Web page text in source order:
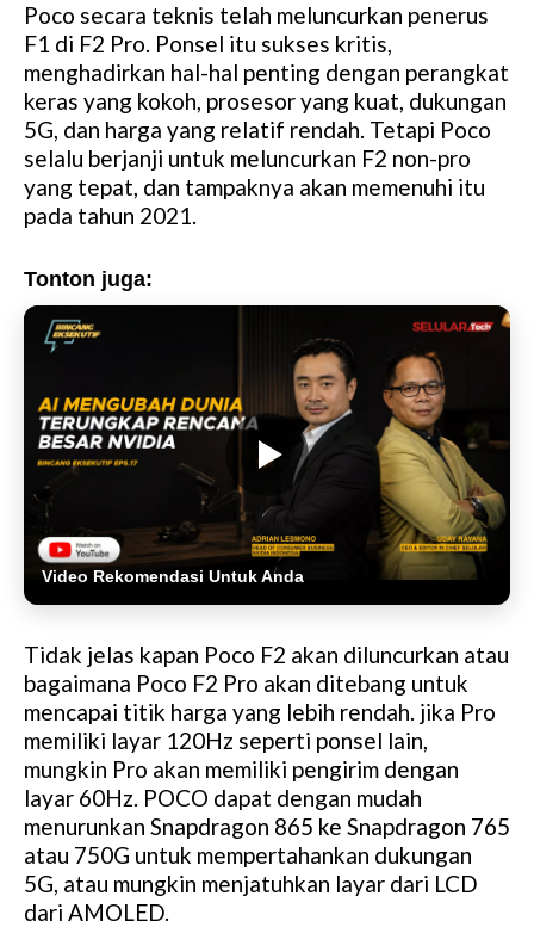
Poco secara teknis telah meluncurkan penerus
F1 di F2 Pro. Ponsel itu sukses kritis,
menghadirkan hal-hal penting dengan perangkat
keras yang kokoh, prosesor yang kuat, dukungan
5G, dan harga yang relatif rendah. Tetapi Poco
selalu berjanji untuk meluncurkan F2 non-pro
yang tepat, dan tampaknya akan memenuhi itu
pada tahun 2021.
Tonton juga:
Video Rekomendasi Untuk Anda
Tidak jelas kapan Poco F2 akan diluncurkan atau
bagaimana Poco F2 Pro akan ditebang untuk
mencapai titik harga yang lebih rendah. jika Pro
memiliki layar 120Hz seperti ponsel lain,
mungkin Pro akan memiliki pengirim dengan
layar 60Hz. POCO dapat dengan mudah
menurunkan Snapdragon 865 ke Snapdragon 765
atau 750G untuk mempertahankan dukungan
5G, atau mungkin menjatuhkan layar dari LCD
dari AMOLED.